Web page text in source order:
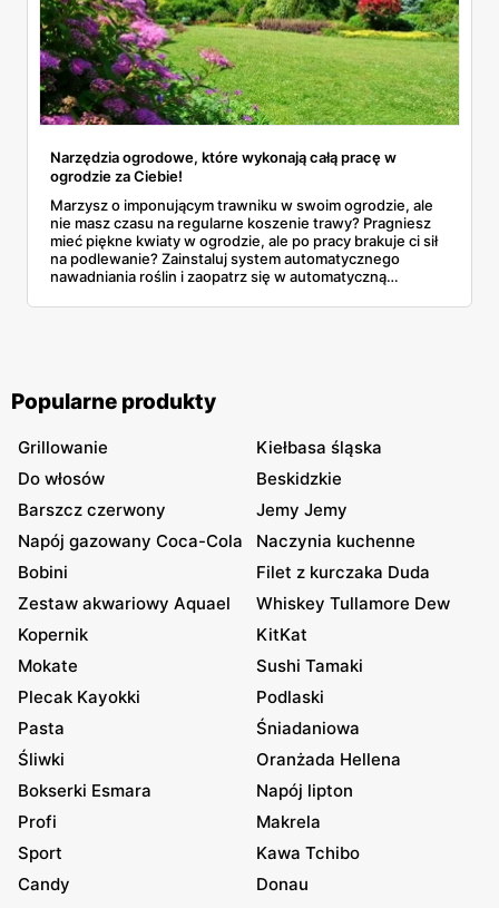
Narzędzia ogrodowe, które wykonają całą pracę w
ogrodzie za Ciebie!
Marzysz o imponującym trawniku w swoim ogrodzie, ale
nie masz czasu na regularne koszenie trawy? Pragniesz
mieć piękne kwiaty w ogrodzie, ale po pracy brakuje ci sił
na podlewanie? Zainstaluj system automatycznego
nawadniania roślin i zaopatrz się w automatyczną
za Ciebie!
Popularne produkty
Grillowanie
Kiełbasa śląska
Do włosów
Beskidzkie
Barszcz czerwony
Jemy Jemy
Napój gazowany Coca-Cola
Naczynia kuchenne
Bobini
Filet z kurczaka Duda
Zestaw akwariowy Aquael
Whiskey Tullamore Dew
Kopernik
KitKat
Mokate
Sushi Tamaki
Plecak Kayokki
Podlaski
Pasta
Śniadaniowa
Śliwki
Oranżada Hellena
Bokserki Esmara
Napój lipton
Profi
Makrela
Sport
Kawa Tchibo
Candy
Donau